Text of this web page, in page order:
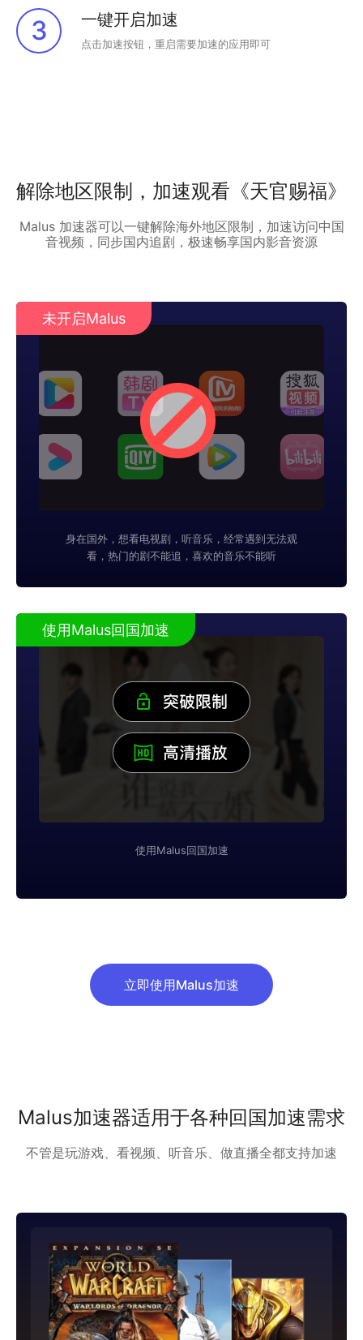
3 一键开启加速
点击加速按钮，重启需要加速的应用即可
解除地区限制，加速观看《天官赐福》
Malus 加速器可以一键解除海外地区限制，加速访问中国
音视频，同步国内追剧，极速畅享国内影音资源
未开启Malus
身在国外，想看电视剧，听音乐，经常遇到无法观
看，热门的剧不能追，喜欢的音乐不能听
使用Malus回国加速
使用Malus回国加速
立即使用Malus加速
Malus加速器适用于各种回国加速需求
不管是玩游戏、看视频、听音乐、做直播全都支持加速